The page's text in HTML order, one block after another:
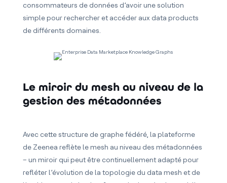
consommateurs de données d’avoir une solution
simple pour rechercher et accéder aux data products
de différents domaines.
Le miroir du mesh au niveau de la
gestion des métadonnées
Avec cette structure de graphe fédéré, la plateforme
de Zeenea reflète le mesh au niveau des métadonnées
– un miroir qui peut être continuellement adapté pour
refléter l’évolution de la topologie du data mesh et de